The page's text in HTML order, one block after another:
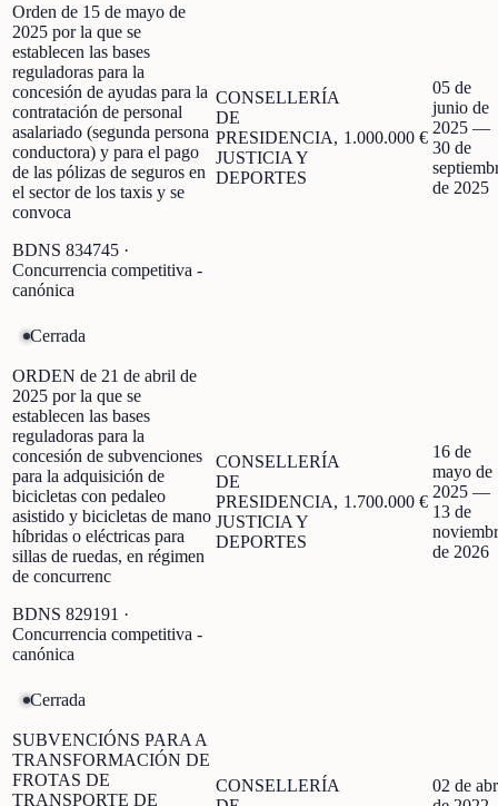
Orden de 15 de mayo de
2025 por la que se
establecen las bases
reguladoras para la
concesión de ayudas para la
contratación de personal
asalariado (segunda persona
conductora) y para el pago
de las pólizas de seguros en
el sector de los taxis y se
convoca
BDNS 834745 ·
Concurrencia competitiva -
canónica
CONSELLERÍA
DE
PRESIDENCIA,
JUSTICIA Y
DEPORTES
1.000.000 €
05 de
junio de
2025 —
30 de
de 2025
Cerrada
ORDEN de 21 de abril de
2025 por la que se
establecen las bases
reguladoras para la
concesión de subvenciones
para la adquisición de
bicicletas con pedaleo
asistido y bicicletas de mano
híbridas o eléctricas para
sillas de ruedas, en régimen
de concurrenc
BDNS 829191 ·
Concurrencia competitiva -
canónica
CONSELLERÍA
DE
PRESIDENCIA,
JUSTICIA Y
DEPORTES
1.700.000 €
16 de
mayo de
2025 —
13 de
de 2026
Cerrada
SUBVENCIÓNS PARA A
TRANSFORMACIÓN DE
FROTAS DE
TRANSPORTE DE
CONSELLERÍA
02 de